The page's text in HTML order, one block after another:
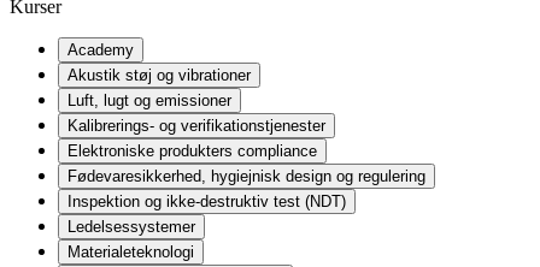
Kurser
Academy
Akustik støj og vibrationer
Luft, lugt og emissioner
Kalibrerings- og verifikationstjenester
Elektroniske produkters compliance
Fødevaresikkerhed, hygiejnisk design og regulering
Inspektion og ikke-destruktiv test (NDT)
Ledelsessystemer
Materialeteknologi